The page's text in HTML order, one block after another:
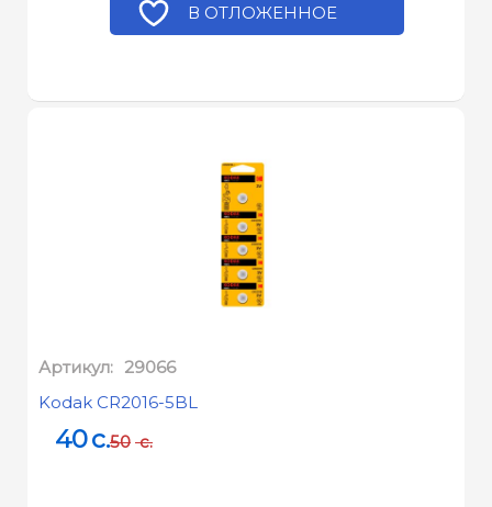
В ОТЛОЖЕННОЕ
Артикул: 29066
Kodak CR2016-5BL
40c.50 c.